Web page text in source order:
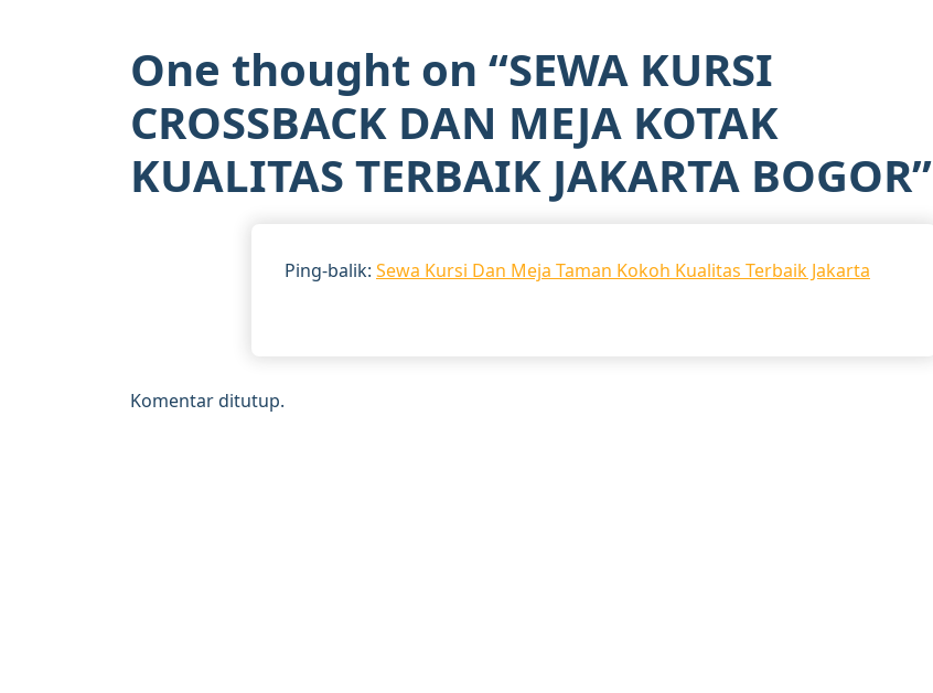
One thought on “SEWA KURSI
CROSSBACK DAN MEJA KOTAK
KUALITAS TERBAIK JAKARTA BOGOR”
Ping-balik: Sewa Kursi Dan Meja Taman Kokoh Kualitas Terbaik Jakarta
Komentar ditutup.